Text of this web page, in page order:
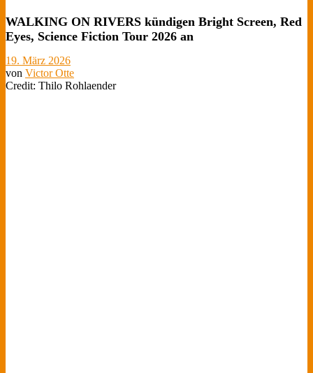
WALKING ON RIVERS kündigen Bright Screen, Red
Eyes, Science Fiction Tour 2026 an
19. März 2026
von Victor Otte
Credit: Thilo Rohlaender